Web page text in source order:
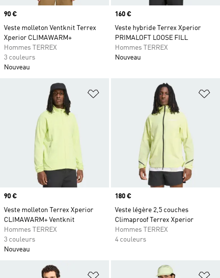
Prix
90 €
Veste molleton Ventknit Terrex
Xperior CLIMAWARM+
Hommes TERREX
3 couleurs
Nouveau
Prix
160 €
Veste hybride Terrex Xperior
PRIMALOFT LOOSE FILL
Hommes TERREX
Nouveau
Ajouter à la Liste de produits
Prix
90 €
Veste molleton Terrex Xperior
CLIMAWARM+ Ventknit
Hommes TERREX
3 couleurs
Nouveau
Prix
180 €
Veste légère 2,5 couches
Climaproof Terrex Xperior
Hommes TERREX
4 couleurs
Ajouter à la Liste de produits